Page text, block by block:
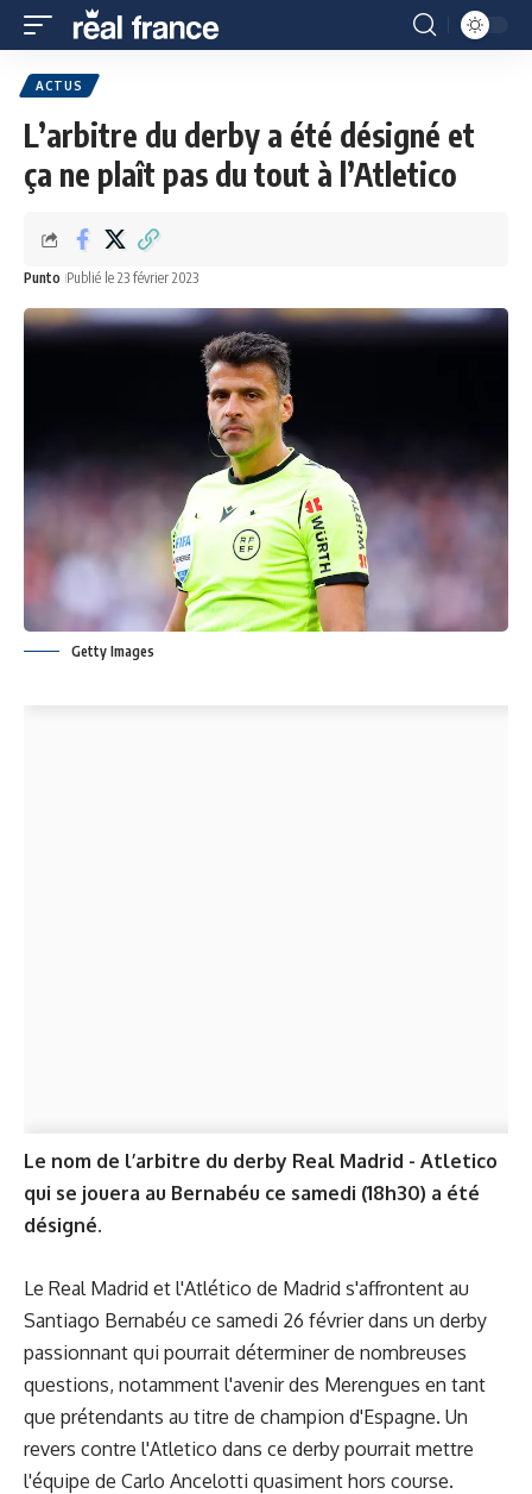
ACTUS
L’arbitre du derby a été désigné et
ça ne plaît pas du tout à l’Atletico
Punto Publié le 23 février 2023
Getty Images
Le nom de l’arbitre du derby Real Madrid - Atletico
qui se jouera au Bernabéu ce samedi (18h30) a été
désigné.
Le Real Madrid et l'Atlético de Madrid s'affrontent au
Santiago Bernabéu ce samedi 26 février dans un derby
passionnant qui pourrait déterminer de nombreuses
questions, notamment l'avenir des Merengues en tant
que prétendants au titre de champion d'Espagne. Un
revers contre l'Atletico dans ce derby pourrait mettre
l'équipe de Carlo Ancelotti quasiment hors course.